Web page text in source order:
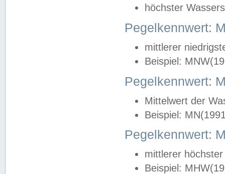
höchster
Pegelkennwert:
mittlerer
Beispiel:
Pegelkennwert:
Mittelwert der
Beispiel:
Pegelkennwert:
mittlerer
Beispiel: